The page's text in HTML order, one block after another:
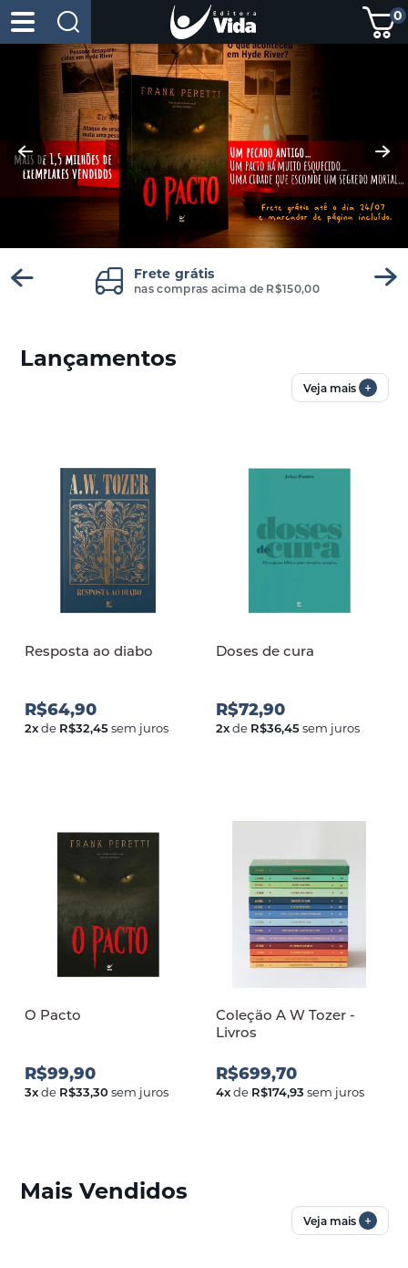
0
Frete grátis
nas compras acima de R$150,00
Lançamentos
Veja mais +
Resposta ao diabo
R$64,90
2xde R$32,45sem juros
Doses de cura
R$72,90
2xde R$36,45sem juros
O Pacto
R$99,90
3xde R$33,30sem juros
Coleção A W Tozer -
Livros
R$699,70
4xde R$174,93 sem juros
Mais Vendidos
Veja mais +